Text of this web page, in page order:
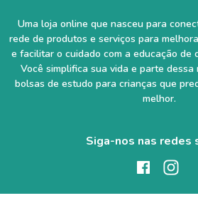
Uma loja online que nasceu para
rede de produtos e serviços para
e facilitar o cuidado com a educação de
Você simplifica sua vida e parte
bolsas de estudo para crianças que
melhor.
Siga-nos nas redes